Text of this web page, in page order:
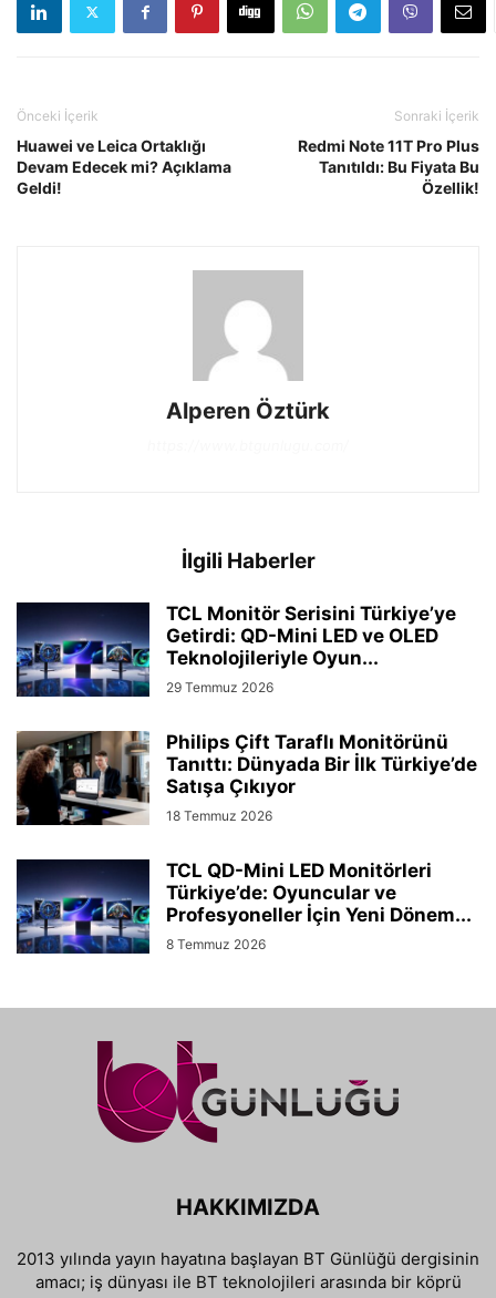
Önceki İçerik
Huawei ve Leica Ortaklığı
Devam Edecek mi? Açıklama
Geldi!
Sonraki İçerik
Redmi Note 11T Pro Plus
Tanıtıldı: Bu Fiyata Bu
Özellik!
Alperen Öztürk
İlgili Haberler
TCL Monitör Serisini Türkiye’ye
Getirdi: QD-Mini LED ve OLED
Teknolojileriyle Oyun...
29 Temmuz 2026
Philips Çift Taraflı Monitörünü
Tanıttı: Dünyada Bir İlk Türkiye’de
Satışa Çıkıyor
18 Temmuz 2026
TCL QD-Mini LED Monitörleri
Türkiye’de: Oyuncular ve
Profesyoneller İçin Yeni Dönem...
8 Temmuz 2026
HAKKIMIZDA
2013 yılında yayın hayatına başlayan BT Günlüğü dergisinin
amacı; iş dünyası ile BT teknolojileri arasında bir köprü